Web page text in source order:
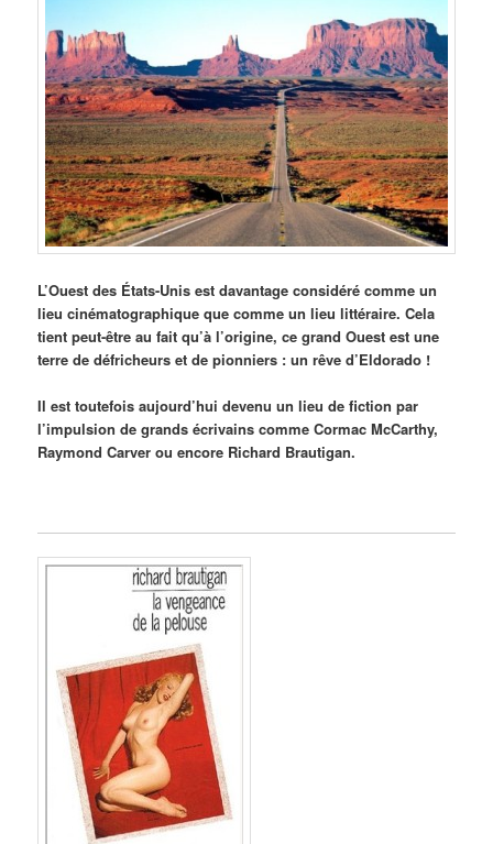
L’Ouest des États-Unis est davantage considéré comme un
lieu cinématographique que comme un lieu littéraire. Cela
tient peut-être au fait qu’à l’origine, ce grand Ouest est une
terre de défricheurs et de pionniers : un rêve d’Eldorado !
Il est toutefois aujourd’hui devenu un lieu de fiction par
l’impulsion de grands écrivains comme Cormac McCarthy,
Raymond Carver ou encore Richard Brautigan.